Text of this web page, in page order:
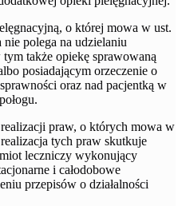
o której mowa w ust.
polega na udzielaniu
także opiekę sprawowaną
posiadającym orzeczenie o
oraz nad pacjentką w
praw, o których mowa w
tych praw skutkuje
leczniczy wykonujący
i całodobowe
przepisów o działalności